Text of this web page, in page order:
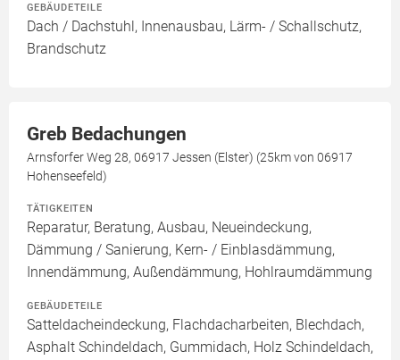
GEBÄUDETEILE
Dach / Dachstuhl, Innenausbau, Lärm- / Schallschutz,
Brandschutz
Greb Bedachungen
Arnsforfer Weg 28, 06917 Jessen (Elster) (25km von 06917
Hohenseefeld)
TÄTIGKEITEN
Reparatur, Beratung, Ausbau, Neueindeckung,
Dämmung / Sanierung, Kern- / Einblasdämmung,
Innendämmung, Außendämmung, Hohlraumdämmung
GEBÄUDETEILE
Satteldacheindeckung, Flachdacharbeiten, Blechdach,
Asphalt Schindeldach, Gummidach, Holz Schindeldach,